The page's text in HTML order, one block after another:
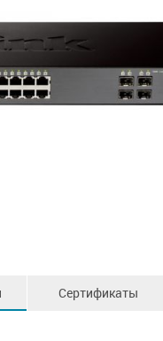
Сертификаты